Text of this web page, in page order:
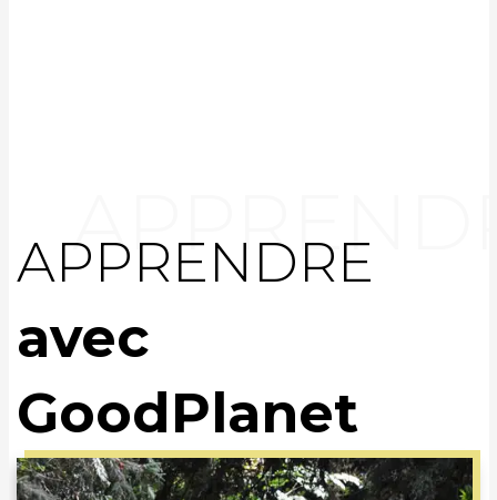
APPRENDRE
avec
GoodPlanet